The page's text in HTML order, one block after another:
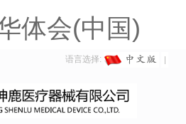
体会(中国)
语言选择: